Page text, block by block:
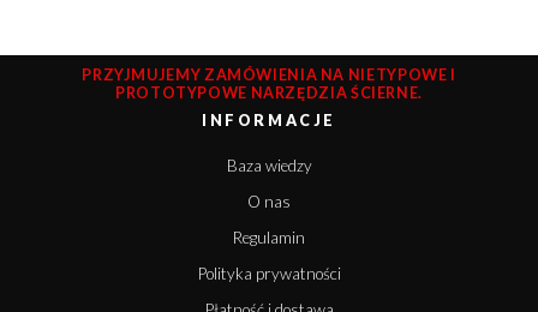
PRZYJMUJEMY ZAMÓWIENIA NA NIETYPOWE I
PROTOTYPOWE NARZĘDZIA ŚCIERNE.
INFORMACJE
Baza wiedzy
O nas
Regulamin
Polityka prywatności